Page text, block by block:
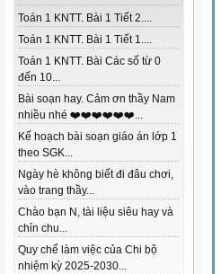
Toán 1 KNTT. Bài 1 Tiết 2....
Toán 1 KNTT. Bài 1 Tiết 1....
Toán 1 KNTT. Bài Các số từ 0
đến 10...
Bài soạn hay. Cảm ơn thầy Nam
nhiều nhé ❤️❤️❤️❤️❤️❤️...
Kế hoạch bài soạn giáo án lớp 1
theo SGK...
Ngày hè không biết đi đâu chơi,
vào trang thầy...
Chào bạn N, tài liệu siêu hay và
chỉn chu...
Quy chế làm việc của Chi bộ
nhiệm kỳ 2025-2030...